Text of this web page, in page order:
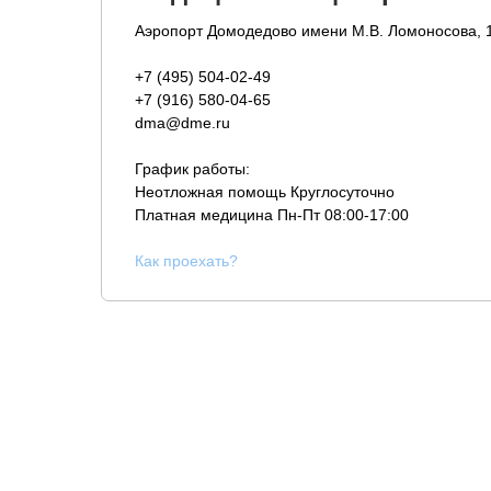
Аэропорт Домодедово имени М.В. Ломоносова,
+7 (495) 504-02-49
+7 (916) 580-04-65
dma@dme.ru
График работы:
Неотложная помощь Круглосуточно
Платная медицина Пн-Пт 08:00-17:00
Как проехать?